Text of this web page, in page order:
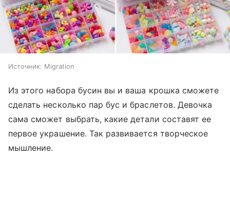
Источник: Migration
Из этого набора бусин вы и ваша крошка сможете
сделать несколько пар бус и браслетов. Девочка
сама сможет выбрать, какие детали составят ее
первое украшение. Так развивается творческое
мышление.